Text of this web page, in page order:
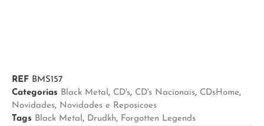
REF BMS157
Categorias Black Metal, CD's, CD's Nacionais, CDsHome,
Novidades, Novidades e Reposicoes
Tags Black Metal, Drudkh, Forgotten Legends